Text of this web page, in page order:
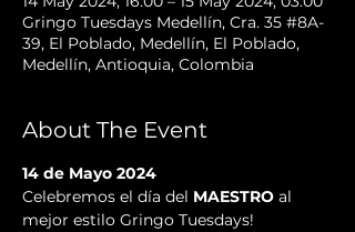
Gringo Tuesdays Medellín, Cra. 35 #8A-
39, El Poblado, Medellín, El Poblado,
Medellín, Antioquia, Colombia
About The Event
14 de Mayo 2024
Celebremos el día del MAESTRO al
mejor estilo Gringo Tuesdays!